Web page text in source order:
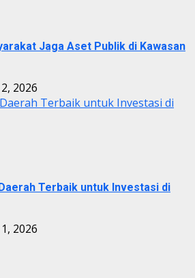
Jaga Aset Publik di Kawasan
2026
Terbaik untuk Investasi di
Terbaik untuk Investasi di
2026